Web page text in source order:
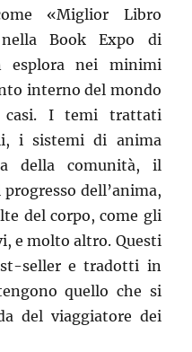
«Miglior Libro
nella Book Expo di
esplora nei minimi
interno del mondo
casi. I temi trattati
i sistemi di anima
della comunità, il
dell’anima,
del corpo, come gli
e molto altro. Questi
seller e tradotti in
quello che si
del viaggiatore dei